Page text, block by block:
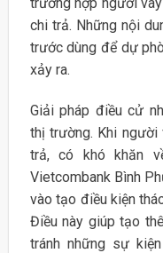
chi trả. Những nội
trước dùng để dự
xảy ra.
Giải pháp điều cử
thị trường. Khi người
trả, có khó khăn
Vietcombank Bình
vào tạo điều kiện
Điều này giúp tạo
tránh những sự